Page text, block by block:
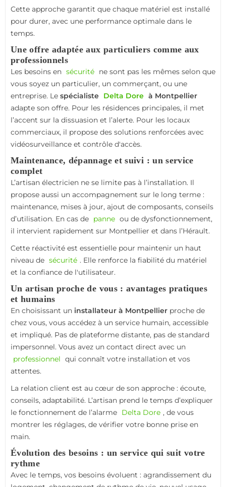
Cette approche garantit que chaque matériel est installé
pour durer, avec une performance optimale dans le
temps.
Une offre adaptée aux particuliers comme aux
professionnels
Les besoins en sécurité ne sont pas les mêmes selon que
vous soyez un particulier, un commerçant, ou une
entreprise. Le spécialiste Delta Dore à Montpellier
adapte son offre. Pour les résidences principales, il met
l’accent sur la dissuasion et l’alerte. Pour les locaux
commerciaux, il propose des solutions renforcées avec
vidéosurveillance et contrôle d'accès.
Maintenance, dépannage et suivi : un service
complet
L’artisan électricien ne se limite pas à l’installation. Il
propose aussi un accompagnement sur le long terme :
maintenance, mises à jour, ajout de composants, conseils
d’utilisation. En cas de panne ou de dysfonctionnement,
il intervient rapidement sur Montpellier et dans l’Hérault.
Cette réactivité est essentielle pour maintenir un haut
niveau de sécurité . Elle renforce la fiabilité du matériel
et la confiance de l'utilisateur.
Un artisan proche de vous : avantages pratiques
et humains
En choisissant un installateur à Montpellier proche de
chez vous, vous accédez à un service humain, accessible
et impliqué. Pas de plateforme distante, pas de standard
impersonnel. Vous avez un contact direct avec un
professionnel qui connaît votre installation et vos
attentes.
La relation client est au cœur de son approche : écoute,
conseils, adaptabilité. L’artisan prend le temps d’expliquer
le fonctionnement de l’alarme Delta Dore , de vous
montrer les réglages, de vérifier votre bonne prise en
main.
Évolution des besoins : un service qui suit votre
rythme
Avec le temps, vos besoins évoluent : agrandissement du